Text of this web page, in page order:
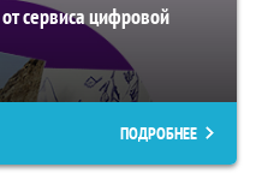
сервиса цифровой
ПОДРОБНЕЕ